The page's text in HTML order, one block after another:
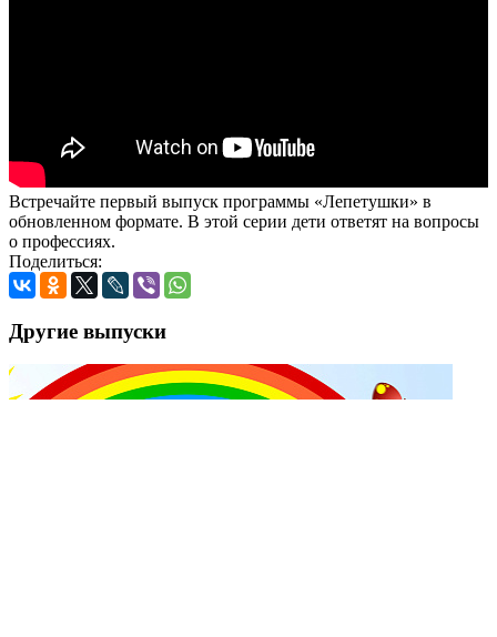
Встречайте первый выпуск программы «Лепетушки» в
обновленном формате. В этой серии дети ответят на вопросы
о профессиях.
Поделиться:
Другие выпуски